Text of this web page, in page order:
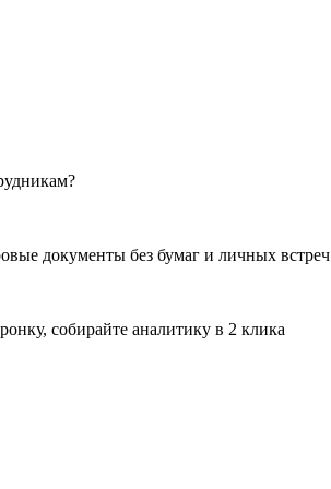
документы без бумаг и личных встреч
собирайте аналитику в 2 клика